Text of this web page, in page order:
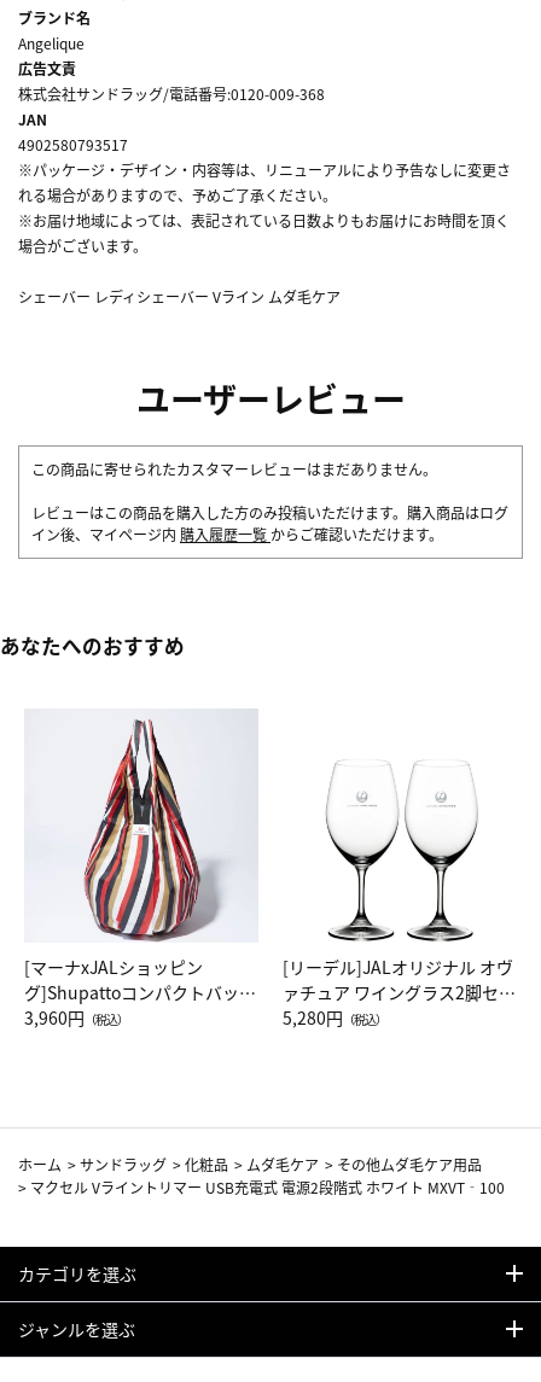
ブランド名
Angelique
広告文責
株式会社サンドラッグ/電話番号:0120-009-368
JAN
4902580793517
※パッケージ・デザイン・内容等は、リニューアルにより予告なしに変更さ
れる場合がありますので、予めご了承ください。
※お届け地域によっては、表記されている日数よりもお届けにお時間を頂く
場合がございます。
シェーバー レディシェーバー Vライン ムダ毛ケア
ユーザーレビュー
この商品に寄せられたカスタマーレビューはまだありません。
レビューはこの商品を購入した方のみ投稿いただけます。購入商品はログ
イン後、マイページ内 購入履歴一覧 からご確認いただけます。
あなたへのおすすめ
[マーナxJALショッピン
グ]Shupattoコンパクトバッグ
Drop JAL客室乗務員（LC）ス
3,960円 （税込）
[リーデル]JALオリジナル オヴ
ァチュア ワイングラス2脚セッ
ト（レッドワイン）
5,280円 （税込）
ホーム >サンドラッグ >化粧品 > ムダ毛ケア > その他ムダ毛ケア用品
> マクセル Vライントリマー USB充電式 電源2段階式 ホワイト MXVT‐100
カテゴリを選ぶ
ジャンルを選ぶ